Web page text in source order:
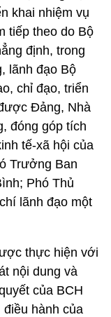
khai nhiệm vụ
tiếp theo do Bộ
định, trong
lãnh đạo Bộ
chỉ đạo, triển
Đảng, Nhà
đóng góp tích
tế-xã hội của
Trưởng Ban
Phó Thủ
lãnh đạo một
thực hiện với
nội dung và
của BCH
hành của